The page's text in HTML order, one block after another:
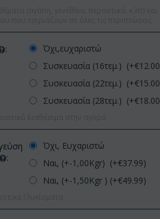
:
Όχι,ευχαριστώ
Συσκευασία (16τεμ.) (+€12.00
Συσκευασία (22τεμ.) (+€15.00
Συσκευασία (28τεμ.) (+€18.00
:
Όχι, Ευχαριστώ
Ναι, (+-1,00Kgr) (+€37.99)
Ναι, (+-1,50Kgr ) (+€49.99)